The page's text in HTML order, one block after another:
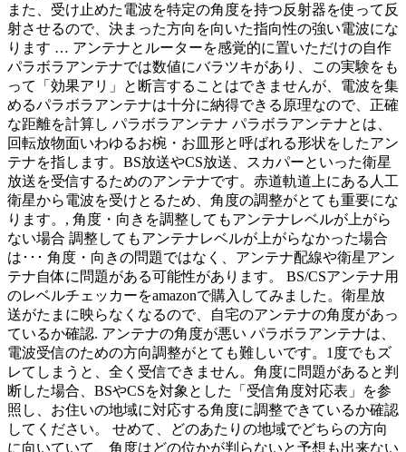
また、受け止めた電波を特定の角度を持つ反射器を使って反
射させるので、決まった方向を向いた指向性の強い電波にな
ります … アンテナとルーターを感覚的に置いただけの自作
パラボラアンテナでは数値にバラツキがあり、この実験をも
って「効果アリ」と断言することはできませんが、電波を集
めるパラボラアンテナは十分に納得できる原理なので、正確
な距離を計算し パラボラアンテナ パラボラアンテナとは、
回転放物面いわゆるお椀・お皿形と呼ばれる形状をしたアン
テナを指します。BS放送やCS放送、スカパーといった衛星
放送を受信するためのアンテナです。赤道軌道上にある人工
衛星から電波を受けとるため、角度の調整がとても重要にな
ります。, 角度・向きを調整してもアンテナレベルが上がら
ない場合 調整してもアンテナレベルが上がらなかった場合
は･･･ 角度・向きの問題ではなく、アンテナ配線や衛星アン
テナ自体に問題がある可能性があります。 BS/CSアンテナ用
のレベルチェッカーをamazonで購入してみました。衛星放
送がたまに映らなくなるので、自宅のアンテナの角度があっ
ているか確認. アンテナの角度が悪い パラボラアンテナは、
電波受信のための方向調整がとても難しいです。1度でもズ
レてしまうと、全く受信できません。角度に問題があると判
断した場合、BSやCSを対象とした「受信角度対応表」を参
照し、お住いの地域に対応する角度に調整できているか確認
してください。 せめて、どのあたりの地域でどちらの方向
に向いていて、角度はどの位かが判らないと予想も出来ない